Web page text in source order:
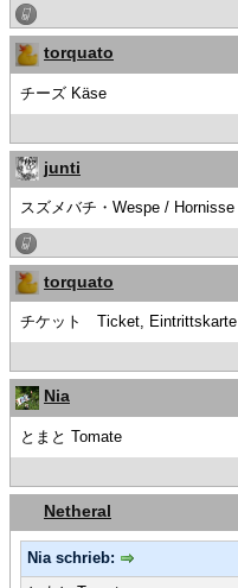
torquato
チーズ Käse
junti
スズメバチ・Wespe / Hornisse
torquato
チケット Ticket, Eintrittskarte
Nia
とまと Tomate
Netheral
Nia schrieb: